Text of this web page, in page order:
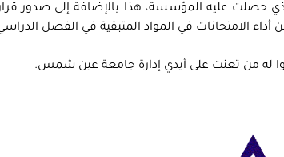
حصلت عليه المؤسسة، هذا بالإضافة إلى صدور
له من تعنت على أيدي إدارة جامعة عين شمس.